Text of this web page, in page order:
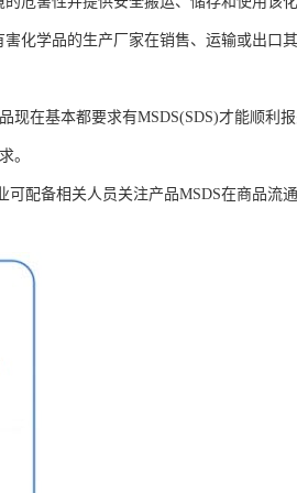
化学品的生产厂家在销售、运输或出口
现在基本都要求有MSDS(SDS)才能顺利
。
配备相关人员关注产品MSDS在商品流